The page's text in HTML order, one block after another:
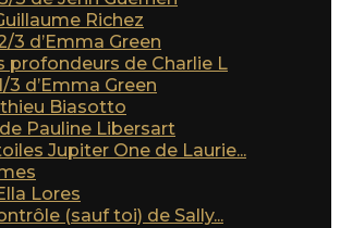
Richez
3 d’Emma Green
profondeurs de Charlie L
3 d’Emma Green
Biasotto
Pauline Libersart
Jupiter One de Laurie...
Lores
(sauf toi) de Sally...